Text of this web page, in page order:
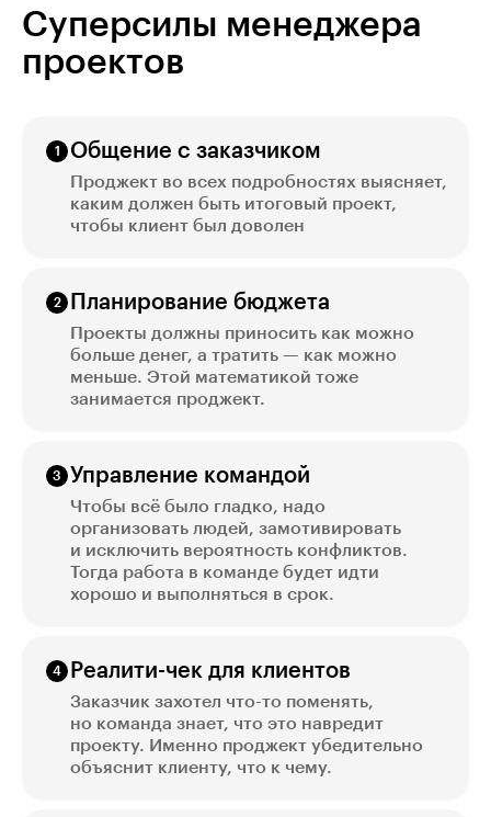
Суперсилы менеджера
проектов
Общение с заказчиком
Проджект во всех подробностях выясняет,
каким должен быть итоговый проект,
чтобы клиент был доволен
Планирование бюджета
Проекты должны приносить как можно
больше денег, а тратить — как можно
меньше. Этой математикой тоже
занимается проджект.
Управление командой
Чтобы всё было гладко, надо
организовать людей, замотивировать
и исключить вероятность конфликтов.
Тогда работа в команде будет идти
хорошо и выполняться в срок.
Реалити-чек для клиентов
Заказчик захотел что-то поменять,
но команда знает, что это навредит
проекту. Именно проджект убедительно
объяснит клиенту, что к чему.